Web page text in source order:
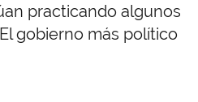
practicando algunos
gobierno más político